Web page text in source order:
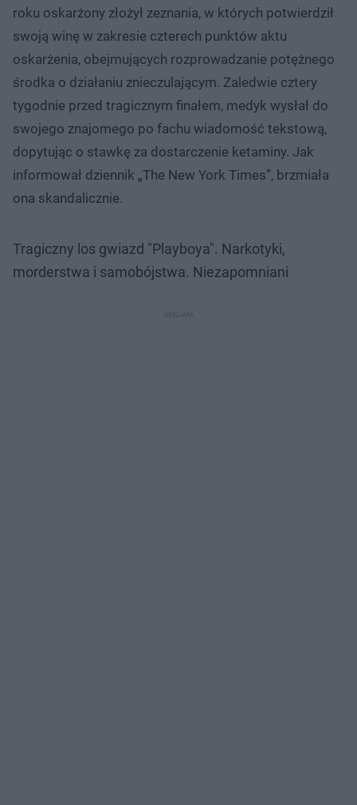
roku oskarżony złożył zeznania, w których potwierdził
swoją winę w zakresie czterech punktów aktu
oskarżenia, obejmujących rozprowadzanie potężnego
środka o działaniu znieczulającym. Zaledwie cztery
tygodnie przed tragicznym finałem, medyk wysłał do
swojego znajomego po fachu wiadomość tekstową,
dopytując o stawkę za dostarczenie ketaminy. Jak
informował dziennik „The New York Times”, brzmiała
ona skandalicznie.
Tragiczny los gwiazd "Playboya". Narkotyki,
morderstwa i samobójstwa. Niezapomniani